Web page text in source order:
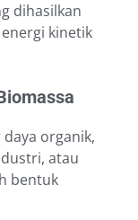
dihasilkan
kinetik
organik,
atau
bentuk